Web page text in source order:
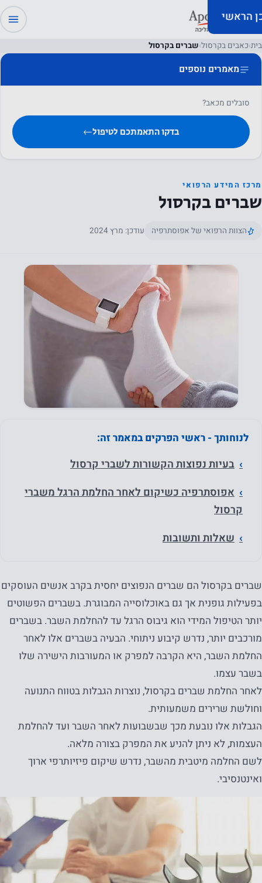
הראשי
בית›כאבים בקרסול›שברים בקרסול
מאמרים נוספים
סובלים מכאב?
בדקו התאמתכם לטיפול←
מרכז המידע הרפואי
שברים בקרסול
הצוות הרפואי של אפוסתרפיה עודכן: מרץ 2024
לנוחותך - ראשי הפרקים במאמר זה:
בעיות נפוצות הקשורות לשברי קרסול
אפוסתרפיה כשיקום לאחר החלמת הרגל משברי
קרסול
שאלות ותשובות
שברים בקרסול הם שברים הנפוצים יחסית בקרב אנשים העוסקים
בפעילות גופנית אך גם באוכלוסייה המבוגרת. בשברים הפשוטים
יותר הטיפול המידי הוא גיבוס הרגל עד להחלמת השבר. בשברים
מורכבים יותר, נדרש קיבוע ניתוחי. הבעיה בשברים אלו לאחר
החלמת השבר, היא הקרבה למפרק או המעורבות הישירה שלו
בשבר עצמו.
לאחר החלמת שברים בקרסול, נוצרות הגבלות בטווח התנועה
וחולשת שרירים משמעותית.
הגבלות אלו נובעת מכך שבשבועות לאחר השבר ועד להחלמת
העצמות, לא ניתן להניע את המפרק בצורה מלאה.
לשם החלמה מיטבית מהשבר, נדרש שיקום פיזיותרפי ארוך
ואינטנסיבי.